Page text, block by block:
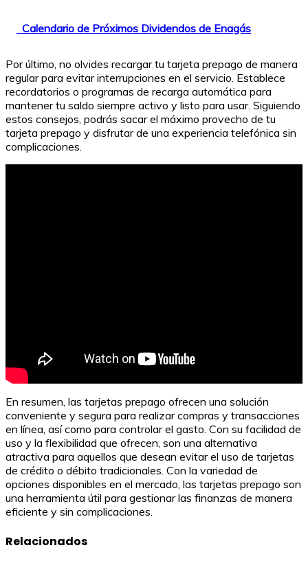
Calendario de Próximos Dividendos de Enagás
Por último, no olvides recargar tu tarjeta prepago de manera
regular para evitar interrupciones en el servicio. Establece
recordatorios o programas de recarga automática para
mantener tu saldo siempre activo y listo para usar. Siguiendo
estos consejos, podrás sacar el máximo provecho de tu
tarjeta prepago y disfrutar de una experiencia telefónica sin
complicaciones.
En resumen, las tarjetas prepago ofrecen una solución
conveniente y segura para realizar compras y transacciones
en línea, así como para controlar el gasto. Con su facilidad de
uso y la flexibilidad que ofrecen, son una alternativa
atractiva para aquellos que desean evitar el uso de tarjetas
de crédito o débito tradicionales. Con la variedad de
opciones disponibles en el mercado, las tarjetas prepago son
una herramienta útil para gestionar las finanzas de manera
eficiente y sin complicaciones.
Relacionados